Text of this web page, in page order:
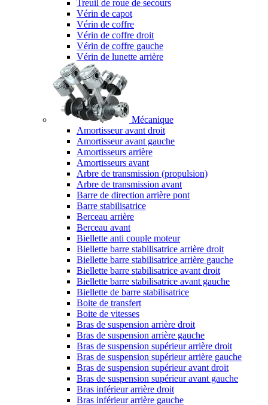
Treuil de roue de secours
Vérin de capot
Vérin de coffre
Vérin de coffre droit
Vérin de coffre gauche
Vérin de lunette arrière
Mécanique
Amortisseur avant droit
Amortisseur avant gauche
Amortisseurs arrière
Amortisseurs avant
Arbre de transmission (propulsion)
Arbre de transmission avant
Barre de direction arrière pont
Barre stabilisatrice
Berceau arrière
Berceau avant
Biellette anti couple moteur
Biellette barre stabilisatrice arrière droit
Biellette barre stabilisatrice arrière gauche
Biellette barre stabilisatrice avant droit
Biellette barre stabilisatrice avant gauche
Biellette de barre stabilisatrice
Boite de transfert
Boite de vitesses
Bras de suspension arrière droit
Bras de suspension arrière gauche
Bras de suspension supérieur arrière droit
Bras de suspension supérieur arrière gauche
Bras de suspension supérieur avant droit
Bras de suspension supérieur avant gauche
Bras inférieur arrière droit
Bras inférieur arrière gauche